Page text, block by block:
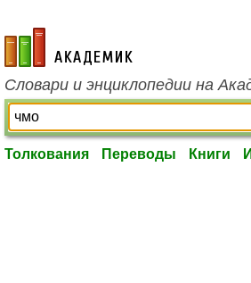
academic.ru
Словари и энциклопедии на
Толкования Переводы Книги